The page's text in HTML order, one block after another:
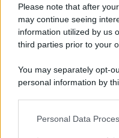
Please note that after
may continue seeing
information utilized by us
third parties prior to your
You may separately opt-
personal information by
This information may
Personal Data
Gossip e TV è un sito
viale Luigi Majno n.
P.Iva 10909580960
Categorie
Gossip